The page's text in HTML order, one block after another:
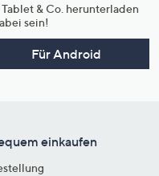
& Co. herunterladen
sein!
Für Android
einkaufen